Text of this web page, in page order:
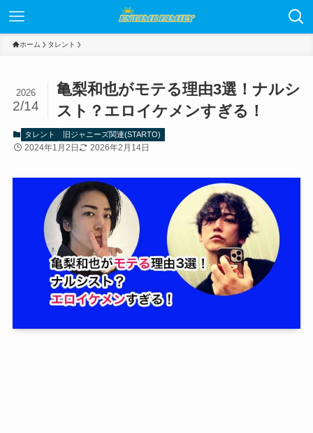
ホーム タレント
亀梨和也がモテる理由3選！ナルシ
スト？エロイケメンすぎる！
2026
2/14
タレント 旧ジャニーズ関連(STARTO)
2024年1月2日 2026年2月14日